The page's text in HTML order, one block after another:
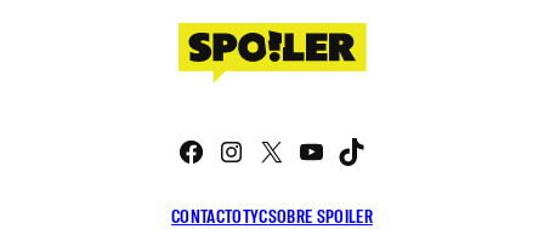
CONTACTOTYCSOBRE SPOILER
Facebook
Instagram
X YouTube